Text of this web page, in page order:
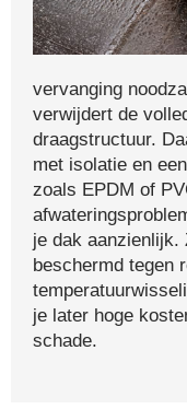
vervanging
verwijdert de
draagstructuur.
met isolatie en
zoals EPDM of
je dak aanzienlijk.
beschermd tegen
je later hoge
schade.